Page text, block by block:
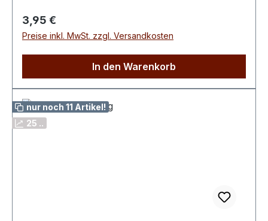
Regulärer Preis:
3,95 €
Preise inkl. MwSt. zzgl. Versandkosten
In den Warenkorb
nur noch 11 Artikel!
25 ..